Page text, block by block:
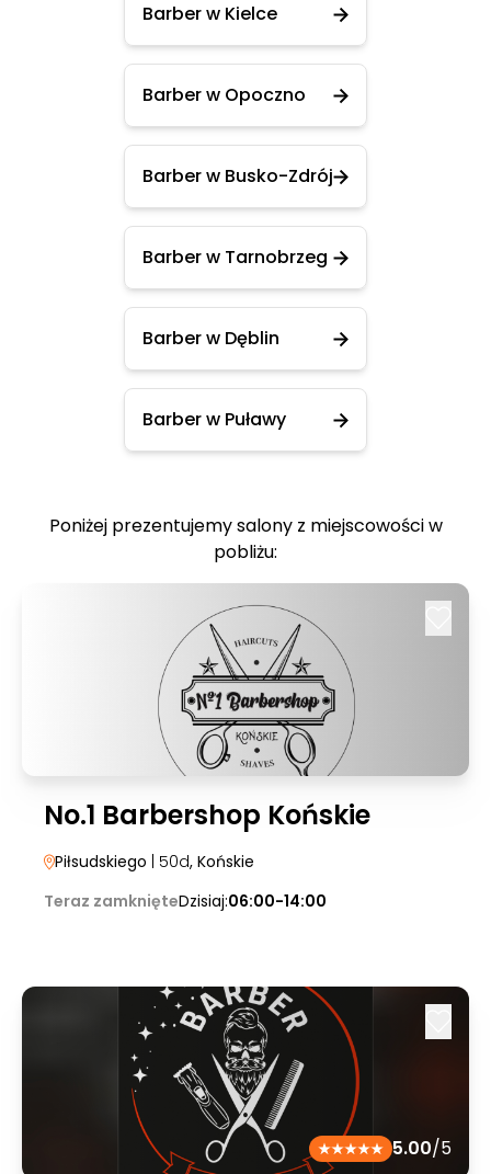
Barber w Kielce
Barber w Opoczno
Barber w Busko-Zdrój
Barber w Tarnobrzeg
Barber w Dęblin
Barber w Puławy
Poniżej prezentujemy salony z miejscowości w
pobliżu:
No.1 Barbershop Końskie
Piłsudskiego | 50d, Końskie
Teraz zamknięteDzisiaj:06:00-14:00
5.00/5